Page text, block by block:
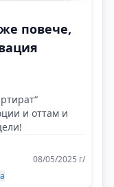
повече,
и оттам и
08/05/2025 г/